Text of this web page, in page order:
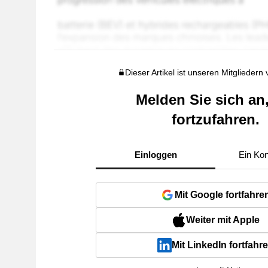
Dieser Artikel ist unseren Mitgliedern
Melden Sie sich
fortzufahren.
Einloggen Ein
Mit Google
Weiter mit Apple
Mit LinkedIn